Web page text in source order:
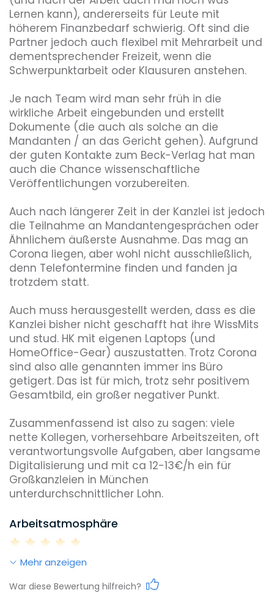
Lernen kann), andererseits für Leute mit
höherem Finanzbedarf schwierig. Oft sind die
Partner jedoch auch flexibel mit Mehrarbeit und
dementsprechender Freizeit, wenn die
Schwerpunktarbeit oder Klausuren anstehen.
Je nach Team wird man sehr früh in die
wirkliche Arbeit eingebunden und erstellt
Dokumente (die auch als solche an die
Mandanten / an das Gericht gehen). Aufgrund
der guten Kontakte zum Beck-Verlag hat man
auch die Chance wissenschaftliche
Veröffentlichungen vorzubereiten.
Auch nach längerer Zeit in der Kanzlei ist jedoch
die Teilnahme an Mandantengesprächen oder
Ähnlichem äußerste Ausnahme. Das mag an
Corona liegen, aber wohl nicht ausschließlich,
denn Telefontermine finden und fanden ja
trotzdem statt.
Auch muss herausgestellt werden, dass es die
Kanzlei bisher nicht geschafft hat ihre WissMits
und stud. HK mit eigenen Laptops (und
HomeOffice-Gear) auszustatten. Trotz Corona
sind also alle genannten immer ins Büro
getigert. Das ist für mich, trotz sehr positivem
Gesamtbild, ein großer negativer Punkt.
Zusammenfassend ist also zu sagen: viele
nette Kollegen, vorhersehbare Arbeitszeiten, oft
verantwortungsvolle Aufgaben, aber langsame
Digitalisierung und mit ca 12-13€/h ein für
Großkanzleien in München
unterdurchschnittlicher Lohn.
Arbeitsatmosphäre
Mehr anzeigen
War diese Bewertung hilfreich?